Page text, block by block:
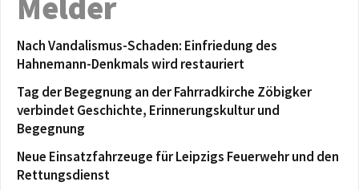
Nach Vandalismus-Schaden: Einfriedung des
Hahnemann-Denkmals wird restauriert
Tag der Begegnung an der Fahrradkirche Zöbigker
verbindet Geschichte, Erinnerungskultur und
Begegnung
Neue Einsatzfahrzeuge für Leipzigs Feuerwehr und den
Rettungsdienst